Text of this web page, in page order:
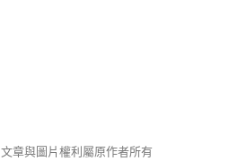
文章與圖片權利屬原作者所有